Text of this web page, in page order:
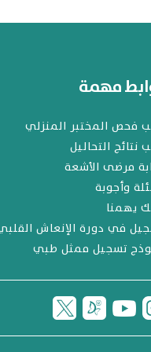
مهمة
فحص المختبر المنزلي
نتائج التحاليل
مرضى الأشعة
وأجوبة
يهمنا
في دورة الإنعاش
تسجيل ممثل طبي